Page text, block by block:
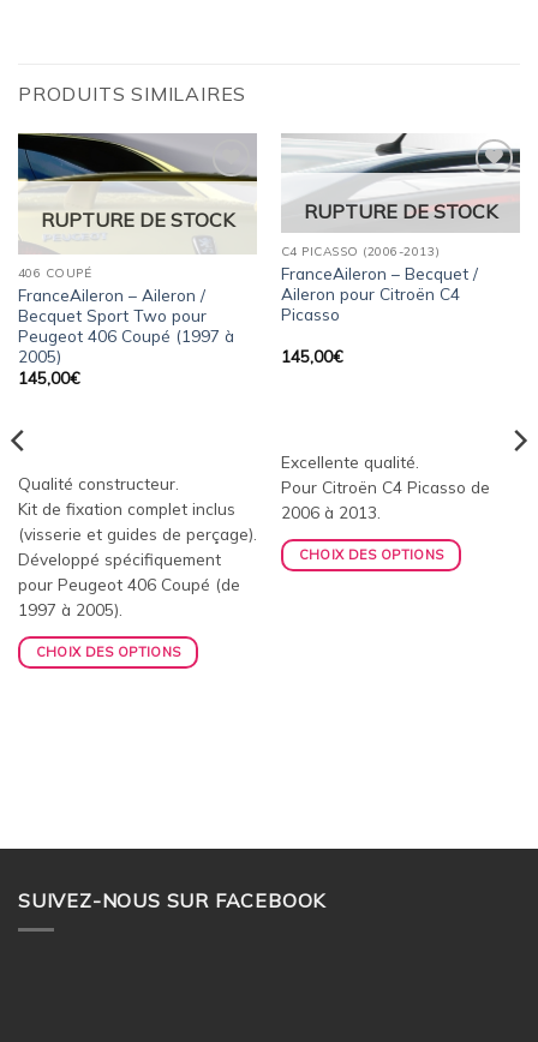
PRODUITS SIMILAIRES
Ajouter
à la
wishlist
RUPTURE DE STOCK
406 COUPÉ
FranceAileron – Aileron /
Becquet Sport Two pour
Peugeot 406 Coupé (1997 à
2005)
145,00€
Qualité constructeur.
Kit de fixation complet inclus
(visserie et guides de perçage).
Développé spécifiquement
pour Peugeot 406 Coupé (de
1997 à 2005).
CHOIX DES OPTIONS
à la
RUPTURE DE STOCK
C4 PICASSO (2006-2013)
FranceAileron – Becquet /
Aileron pour Citroën C4
Picasso
145,00€
Excellente qualité.
Pour Citroën C4 Picasso de
2006 à 2013.
CHOIX DES OPTIONS
SUIVEZ-NOUS SUR FACEBOOK